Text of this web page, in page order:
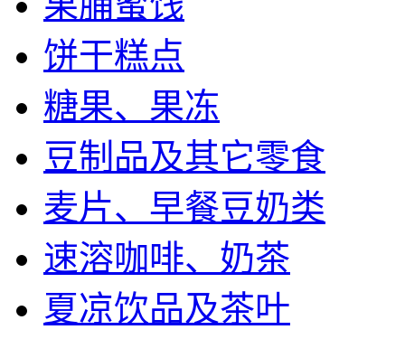
饼干糕点
糖果、果冻
豆制品及其它零食
麦片、早餐豆奶类
速溶咖啡、奶茶
夏凉饮品及茶叶